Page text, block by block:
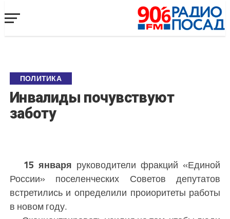
ПОЛИТИКА
Инвалиды почувствуют
заботу
15 января руководители фракций «Единой
России» поселенческих Советов депутатов
встретились и определили проиоритеты работы
в новом году.